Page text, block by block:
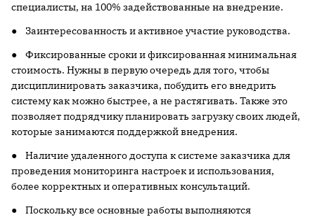
специалисты, на 100% задействованные на внедрение.
● Заинтересованность и активное участие руководства.
● Фиксированные сроки и фиксированная минимальная
стоимость. Нужны в первую очередь для того, чтобы
дисциплинировать заказчика, побудить его внедрить
систему как можно быстрее, а не растягивать. Также это
позволяет подрядчику планировать загрузку своих людей,
которые занимаются поддержкой внедрения.
● Наличие удаленного доступа к системе заказчика для
проведения мониторинга настроек и использования,
более корректных и оперативных консультаций.
● Поскольку все основные работы выполняются